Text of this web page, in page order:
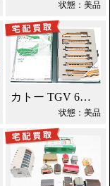
状態：美品
カトー TGV 6両基本セット 鉄道模型買取！
状態：美品